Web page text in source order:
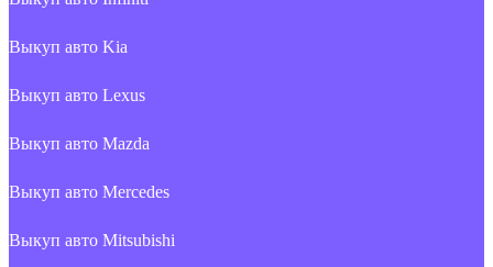
Выкуп авто Kia
Выкуп авто Lexus
Выкуп авто Mazda
Выкуп авто Mercedes
Выкуп авто Mitsubishi